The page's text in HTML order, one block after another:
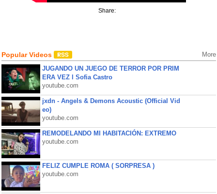
Share:
Popular Videos More
JUGANDO UN JUEGO DE TERROR POR PRIM
ERA VEZ l Sofia Castro
youtube.com
jxdn - Angels & Demons Acoustic (Official Vid
eo)
youtube.com
REMODELANDO MI HABITACIÓN: EXTREMO
youtube.com
FELIZ CUMPLE ROMA ( SORPRESA )
youtube.com